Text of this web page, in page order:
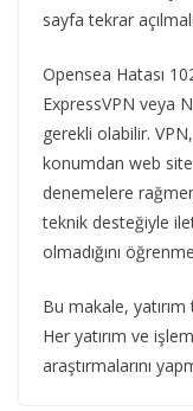
sayfa tekrar
Opensea Hatası
ExpressVPN veya
gerekli olabilir.
konumdan web
denemelere
teknik desteğiyle
olmadığını
Bu makale,
Her yatırım ve
araştırmalarını